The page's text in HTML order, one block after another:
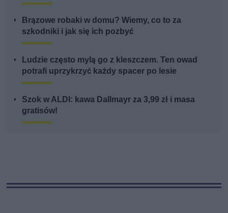
Brązowe robaki w domu? Wiemy, co to za
szkodniki i jak się ich pozbyć
Ludzie często mylą go z kleszczem. Ten owad
potrafi uprzykrzyć każdy spacer po lesie
Szok w ALDI: kawa Dallmayr za 3,99 zł i masa
gratisów!